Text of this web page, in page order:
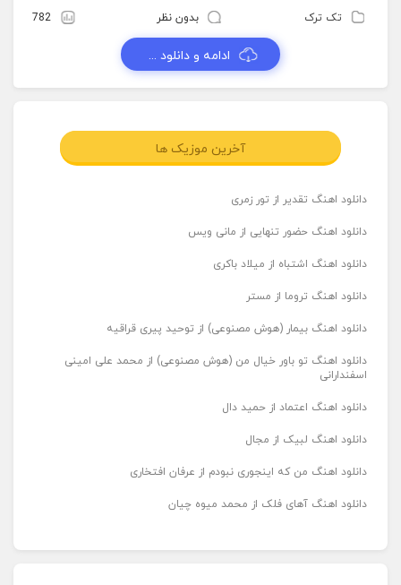
تک ترک بدون نظر 782
ادامه و دانلود ...
آخرین موزیک ها
دانلود اهنگ تقدیر از تور زمری
دانلود اهنگ حضور تنهایی از مانی ویس
دانلود اهنگ اشتباه از میلاد باکری
دانلود اهنگ تروما از مستر
دانلود اهنگ بیمار (هوش مصنوعی) از توحید پیری قراقیه
دانلود اهنگ تو باور خیال من (هوش مصنوعی) از محمد علی امینی
اسفندارانی
دانلود اهنگ اعتماد از حمید دال
دانلود اهنگ لبیک از مجال
دانلود اهنگ من که اینجوری نبودم از عرفان افتخاری
دانلود اهنگ آهای فلک از محمد میوه چیان